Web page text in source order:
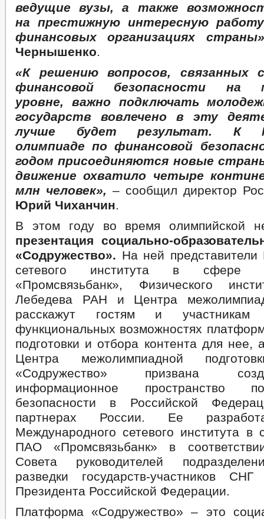
ведущие вузы, а также
на престижную интересную
финансовых организациях
Чернышенко.
«К решению вопросов, связанных
финансовой безопасности на
уровне, важно подключать
государств вовлечено в эту
лучше будет результат. К
олимпиаде по финансовой
годом присоединяются новые
движение охватило четыре
млн человек», – сообщил директор
Юрий Чиханчин.
В этом году во время олимпийской
презентация социально-
«Содружество». На ней представители
сетевого института в
«Промсвязьбанк», Физического
Лебедева РАН и Центра
расскажут гостям и
функциональных возможностях
подготовки и отбора контента для нее,
Центра межолимпиадной
«Содружество» призвана
информационное пространство
безопасности в Российской
партнерах России. Ее
Международного сетевого института
ПАО «Промсвязьбанк» в
Совета руководителей
разведки государств-участников
Президента Российской Федерации.
Платформа «Содружество» – это